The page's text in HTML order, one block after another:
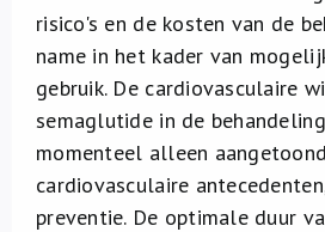
risico's en de kosten van de
name in het kader van
gebruik. De cardiovasculaire
semaglutide in de
momenteel alleen
cardiovasculaire
preventie. De optimale duur